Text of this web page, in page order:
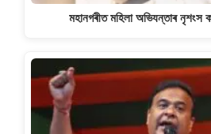
মহানগৰীত মহিলা অভিযন্তাৰ নৃশংস